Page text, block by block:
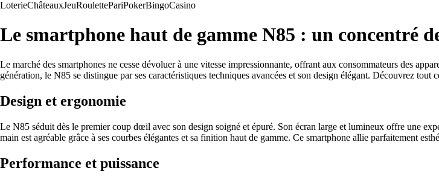
LoterieChâteauxJeuRoulettePariPokerBingoCasino
Le smartphone haut de gamme N85 : un concentré
Le marché des smartphones ne cesse dévoluer à une vitesse impressionnante, offrant aux consommateurs des
génération, le N85 se distingue par ses caractéristiques techniques avancées et son design élégant. Découvrez
Design et ergonomie
Le N85 séduit dès le premier coup dœil avec son design soigné et épuré. Son écran large et lumineux offre une
main est agréable grâce à ses courbes élégantes et sa finition haut de gamme. Ce smartphone allie parfaitement
Performance et puissance